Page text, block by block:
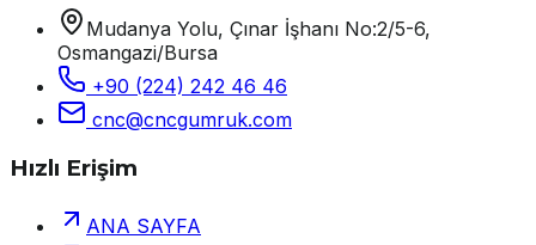
Mudanya Yolu, Çınar İşhanı No:2/5-6,
Osmangazi/Bursa
+90 (224) 242 46 46
cnc@cncgumruk.com
Hızlı Erişim
ANA SAYFA